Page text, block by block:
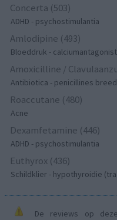
Concerta (503)
ADHD - psychostimulantia
Amlodipine (493)
Bloeddruk -
Amoxicilline /
Antibiotica - penicillines
Roaccutane (480)
Acne
Dexamfetamine (446)
ADHD - psychostimulantia
Euthyrox (436)
Schildklier - hypothyroidie
De reviews op